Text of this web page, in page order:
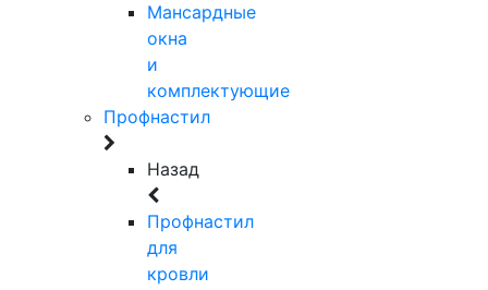
Мансардные
окна
и
комплектующие
Профнастил
Назад
Профнастил
для
кровли